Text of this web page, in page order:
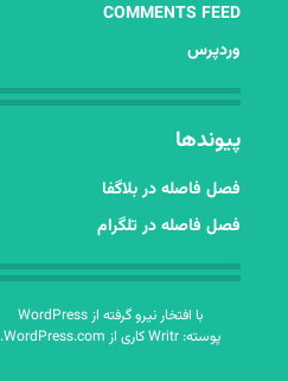
COMMENTS FEED
وردپرس
پیوندها
فصل فاصله در بلاگفا
فصل فاصله در تلگرام
با افتخار نیرو گرفته از WordPress
پوسته: Writr کاری از
WordPress.com
.